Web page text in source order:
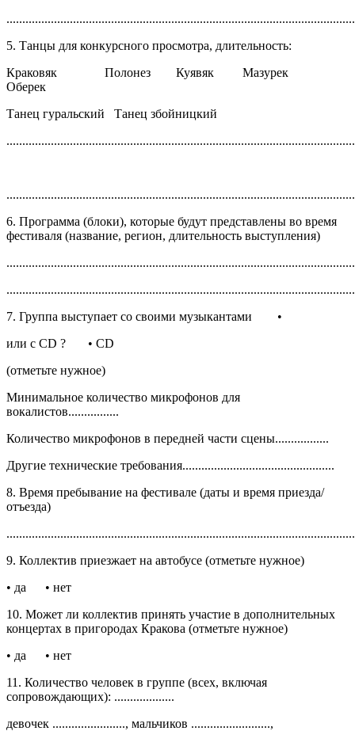
5. Танцы для конкурсного просмотра, длительность:
Краковяк Полонез Куявяк Мазурек
Оберек
Танец гуральский Танец збойницкий
6. Программа (блоки), которые будут представлены во время
фестиваля (название, регион, длительность выступления)
7. Группа выступает со своими музыкантами •
или с CD ? • CD
(отметьте нужное)
Минимальное количество микрофонов для
вокалистов................
Количество микрофонов в передней части сцены.................
Другие технические требования................................................
8. Время пребывание на фестивале (даты и время приезда/
отъезда)
9. Коллектив приезжает на автобусе (отметьте нужное)
• да • нет
10. Может ли коллектив принять участие в дополнительных
концертах в пригородах Кракова (отметьте нужное)
• да • нет
11. Количество человек в группе (всех, включая
сопровождающих): ...................
девочек ......................., мальчиков .........................,